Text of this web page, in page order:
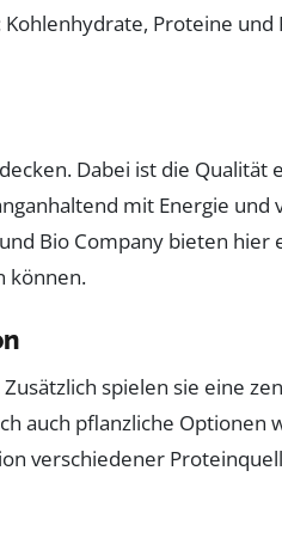
Proteine
Dabei ist die
mit Energie
Bio Company bieten
können.
spielen sie eine
auch pflanzliche
verschiedener